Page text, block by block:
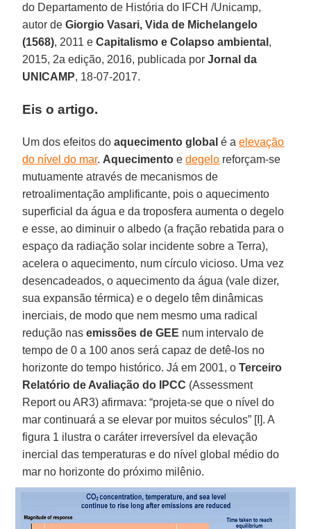
do Departamento de História do IFCH /Unicamp,
autor deGiorgio Vasari, Vida de Michelangelo
(1568), 2011 eCapitalismo e Colapso ambiental ,
2015, 2a edição, 2016, publicada porJornal da
UNICAMP, 18-07-2017.
Eis o artigo.
Um dos efeitos doaquecimento global é aelevação
do nível do mar. Aquecimento edegelo reforçam-se
mutuamente através de mecanismos de
retroalimentação amplificante, pois o aquecimento
superficial da água e da troposfera aumenta o degelo
e esse, ao diminuir o albedo (a fração rebatida para o
espaço da radiação solar incidente sobre a Terra),
acelera o aquecimento, num círculo vicioso. Uma vez
desencadeados, o aquecimento da água (vale dizer,
sua expansão térmica) e o degelo têm dinâmicas
inerciais, de modo que nem mesmo uma radical
redução nasemissões de GEE num intervalo de
tempo de 0 a 100 anos será capaz de detê-los no
horizonte do tempo histórico. Já em 2001, oTerceiro
Relatório de Avaliação do IPCC (Assessment
Report ou AR3) afirmava: “projeta-se que o nível do
mar continuará a se elevar por muitos séculos” [I]. A
figura 1 ilustra o caráter irreversível da elevação
inercial das temperaturas e do nível global médio do
mar no horizonte do próximo milênio.